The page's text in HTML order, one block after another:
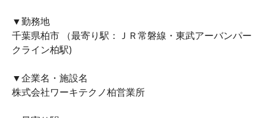
▼勤務地
千葉県柏市 （最寄り駅：ＪＲ常磐線・東武アーバンパー
クライン柏駅)
▼企業名・施設名
株式会社ワーキテクノ柏営業所